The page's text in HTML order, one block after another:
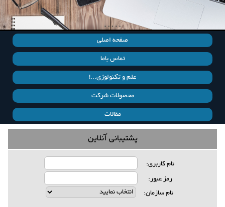
صفحه اصلی
تماس باما
علم و تکنولوژی...!
محصولات شرکت
مقالات
پشتیبانی آنلاین
نام کاربری:
رمز عبور:
نام سازمان: